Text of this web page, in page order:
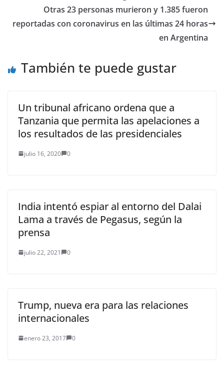
presidente de
Venezuela, Nicolás
Maduro,…
Otras 23 personas murieron y 1.385 fueron
reportadas con coronavirus en las últimas 24 horas
en Argentina
También te puede gustar
Un tribunal africano ordena que a
Tanzania que permita las apelaciones a
los resultados de las presidenciales
julio 16, 2020 0
India intentó espiar al entorno del Dalai
Lama a través de Pegasus, según la
prensa
julio 22, 2021 0
Trump, nueva era para las relaciones
internacionales
enero 23, 2017 0